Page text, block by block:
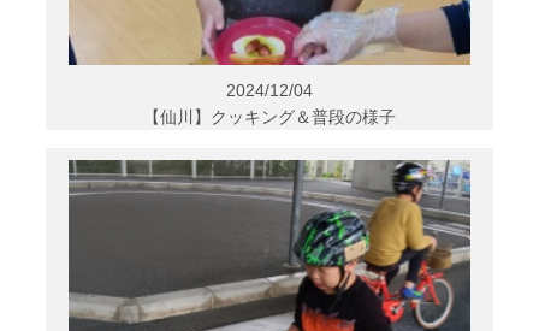
2024/12/04
【仙川】クッキング＆普段の様子